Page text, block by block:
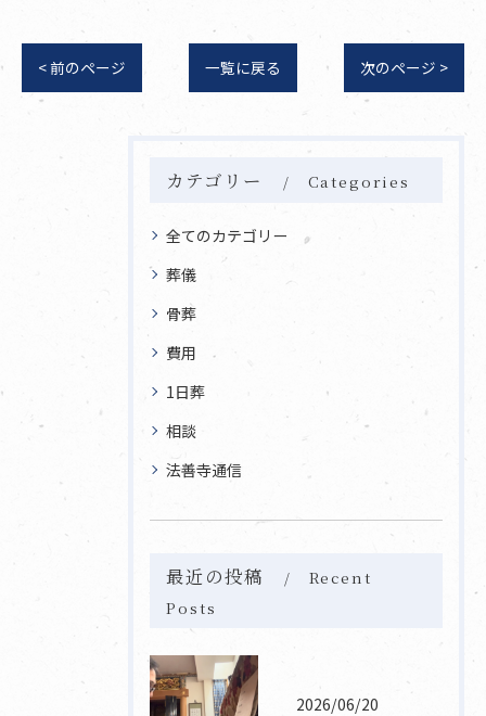
< 前のページ 一覧に戻る 次のページ >
カテゴリー Categories
全てのカテゴリー
葬儀
骨葬
費用
1日葬
相談
法善寺通信
最近の投稿
Recent
Posts
2026/06/20